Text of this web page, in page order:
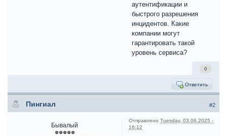
аутентификации и
быстрого разрешения
инцидентов. Какие
компании могут
гарантировать такой
уровень сервиса?
0
Ответить
#2
Пингиал
Бывалый
Отправлено Tuesday, 03.06.2025 -
16:12